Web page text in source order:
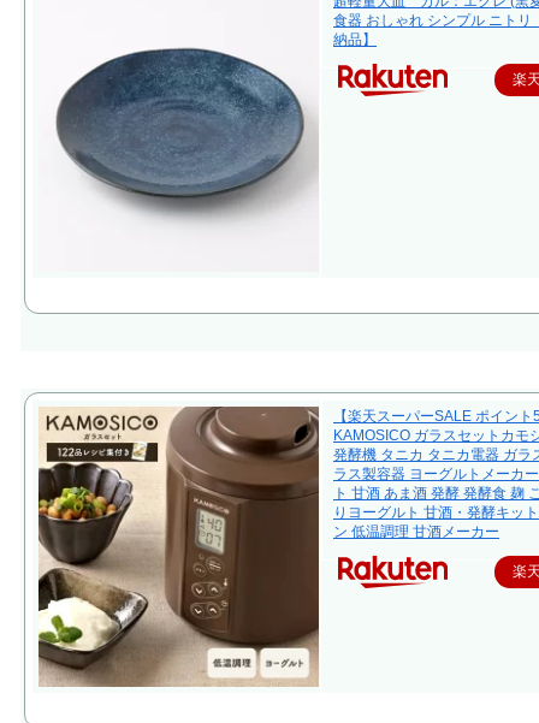
食器 おしゃれ シンプル ニトリ
納品】
楽
【楽天スーパーSALE ポイント
KAMOSICO ガラスセットカモ
発酵機 タニカ タニカ電器 ガラ
ラス製容器 ヨーグルトメーカ
ト 甘酒 あま酒 発酵 発酵食 麹
りヨーグルト 甘酒・発酵キッ
ン 低温調理 甘酒メーカー
楽